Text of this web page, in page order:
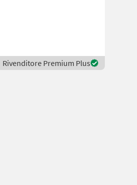
Rivenditore Premium Plus